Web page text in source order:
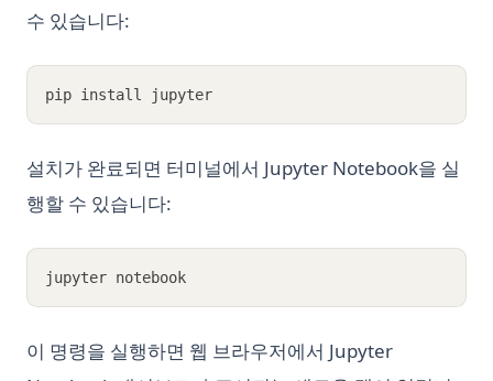
수 있습니다:
pip install jupyter
설치가 완료되면 터미널에서 Jupyter Notebook을 실
행할 수 있습니다:
jupyter notebook
이 명령을 실행하면 웹 브라우저에서 Jupyter